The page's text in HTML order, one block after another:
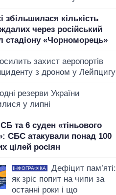
збільшилася кількість
через російський
стадіону «Чорноморець»
захист аеропортів
з дроном у Лейпцигу
резерви України
у липні
та 6 суден «тіньового
СБС атакували понад 100
цілей росіян
ІНФОГРАФІКА
Дефіцит пам’яті:
як зріс попит на чипи за
останні роки і що